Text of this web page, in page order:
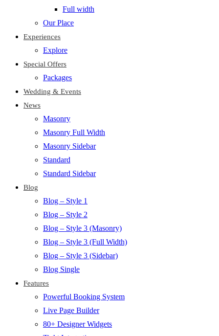
Full width
Our Place
Experiences
Explore
Special Offers
Packages
Wedding & Events
News
Masonry
Masonry Full Width
Masonry Sidebar
Standard
Standard Sidebar
Blog
Blog – Style 1
Blog – Style 2
Blog – Style 3 (Masonry)
Blog – Style 3 (Full Width)
Blog – Style 3 (Sidebar)
Blog Single
Features
Powerful Booking System
Live Page Builder
80+ Designer Widgets